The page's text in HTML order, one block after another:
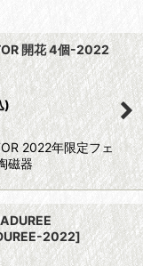
開花 4個-2022
)
2022年限定フェ
磁器
2022]